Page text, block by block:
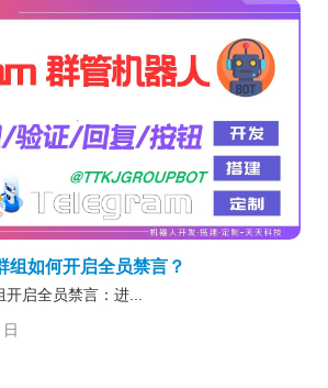
组如何开启全员禁言？
启全员禁言：进...